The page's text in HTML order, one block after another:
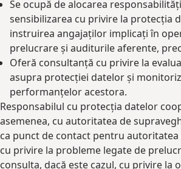
Se ocupă de alocarea
sensibilizarea cu privire la protecția
instruirea angajaților implicați în
prelucrare și auditurile aferente,
Oferă consultanță cu privire la
asupra protecției datelor și
performanțelor acestora.
Responsabilul cu protecția datelor
asemenea, cu autoritatea de
ca punct de contact pentru
cu privire la probleme legate de
consulta, dacă este cazul, cu privire la